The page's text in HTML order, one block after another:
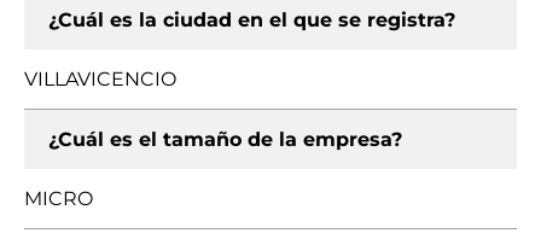
¿Cuál es la ciudad en el que se registra?
VILLAVICENCIO
¿Cuál es el tamaño de la empresa?
MICRO